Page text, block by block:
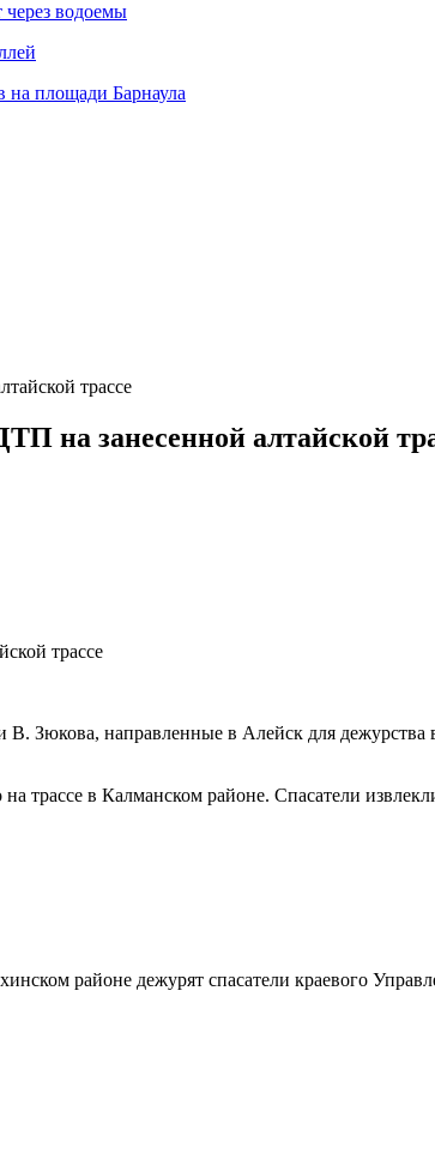
через водоемы
на площади Барнаула
трассе
на занесенной алтайской
В. Зюкова, направленные в Алейск для
трассе в Калманском районе. Спасатели
районе дежурят спасатели краевого